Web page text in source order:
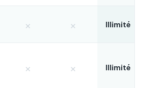
× × Illimité
× × Illimité